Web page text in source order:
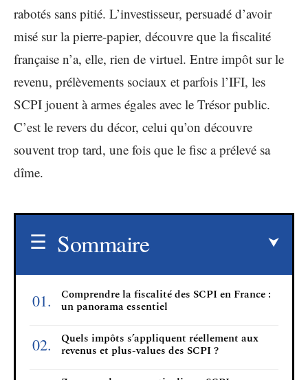
rabotés sans pitié. L’investisseur, persuadé d’avoir
misé sur la pierre-papier, découvre que la fiscalité
française n’a, elle, rien de virtuel. Entre impôt sur le
revenu, prélèvements sociaux et parfois l’IFI, les
SCPI jouent à armes égales avec le Trésor public.
C’est le revers du décor, celui qu’on découvre
souvent trop tard, une fois que le fisc a prélevé sa
dîme.
Sommaire
Comprendre la fiscalité des SCPI en France :
un panorama essentiel
Quels impôts s’appliquent réellement aux
revenus et plus-values des SCPI ?